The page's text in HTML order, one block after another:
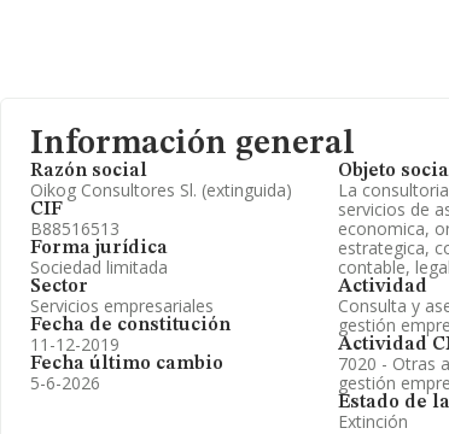
Información general
Razón social
Oikog Consultores Sl. (extinguida)
CIF
B88516513
Forma jurídica
Sociedad limitada
Sector
Servicios empresariales
Fecha de constitución
11-12-2019
Fecha último cambio
5-6-2026
Objeto
La
servicios de
economica,
estrategica,
contable,
Actividad
Consulta y
gestión
Actividad
7020 - Otras
gestión
Estado de
Extinción